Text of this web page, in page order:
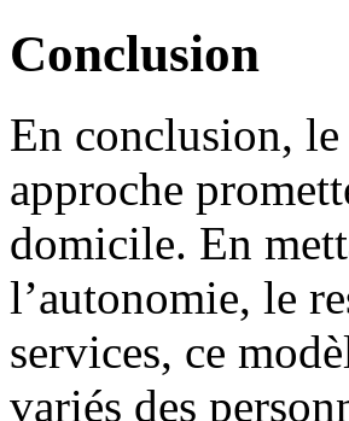
Conclusion
En conclusion, le
approche
domicile. En
l’autonomie, le
services, ce
variés des